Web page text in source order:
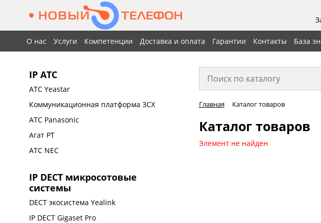
О нас Услуги Компетенции Доставка и оплата Гарантии Контакты База
IP АТС
АТС Yeastar
Коммуникационная платформа 3CX
АТС Panasonic
Агат РТ
АТС NEC
IP DECT микросотовые
системы
DECT экосистема Yealink
IP DECT Gigaset Pro
Главная Каталог товаров
Каталог товаров
Элемент не найден